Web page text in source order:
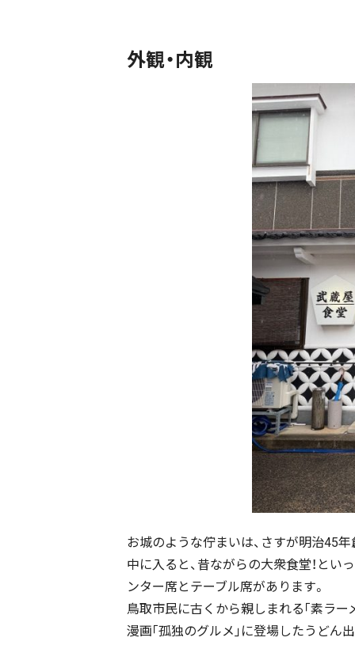
外観・内観
お城のような佇まいは、さすが明治45
中に入ると、昔ながらの大衆食堂！と
ンター席とテーブル席があります。
鳥取市民に古くから親しまれる｢素ラ
漫画｢孤独のグルメ｣に登場したうどん